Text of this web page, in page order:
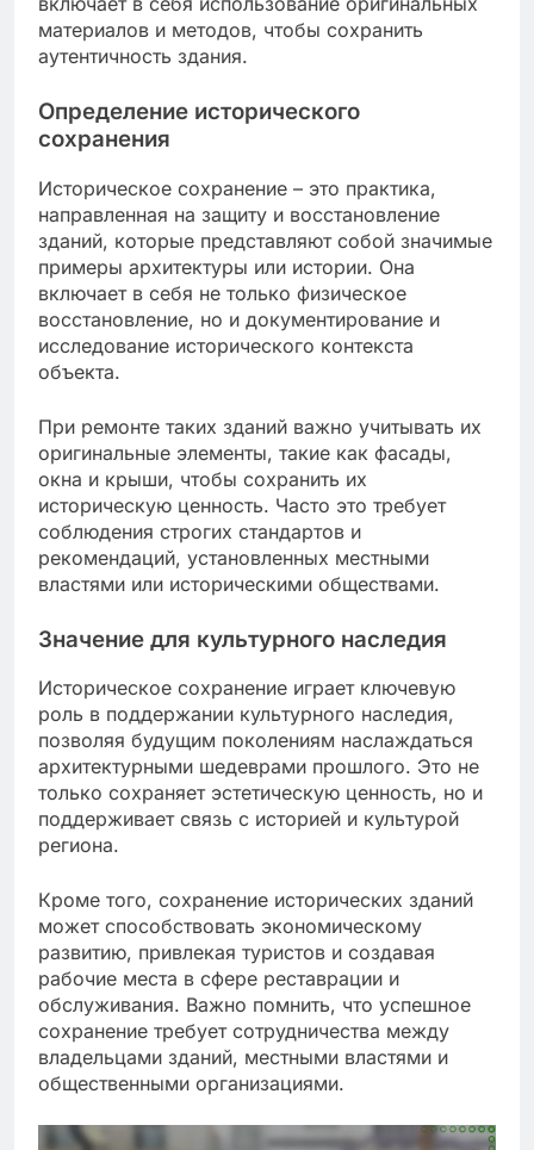
материалов и методов, чтобы сохранить
аутентичность здания.
Определение исторического
сохранения
Историческое сохранение – это практика,
направленная на защиту и восстановление
зданий, которые представляют собой значимые
примеры архитектуры или истории. Она
включает в себя не только физическое
восстановление, но и документирование и
исследование исторического контекста
объекта.
При ремонте таких зданий важно учитывать их
оригинальные элементы, такие как фасады,
окна и крыши, чтобы сохранить их
историческую ценность. Часто это требует
соблюдения строгих стандартов и
рекомендаций, установленных местными
властями или историческими обществами.
Значение для культурного наследия
Историческое сохранение играет ключевую
роль в поддержании культурного наследия,
позволяя будущим поколениям наслаждаться
архитектурными шедеврами прошлого. Это не
только сохраняет эстетическую ценность, но и
поддерживает связь с историей и культурой
региона.
Кроме того, сохранение исторических зданий
может способствовать экономическому
развитию, привлекая туристов и создавая
рабочие места в сфере реставрации и
обслуживания. Важно помнить, что успешное
сохранение требует сотрудничества между
владельцами зданий, местными властями и
общественными организациями.